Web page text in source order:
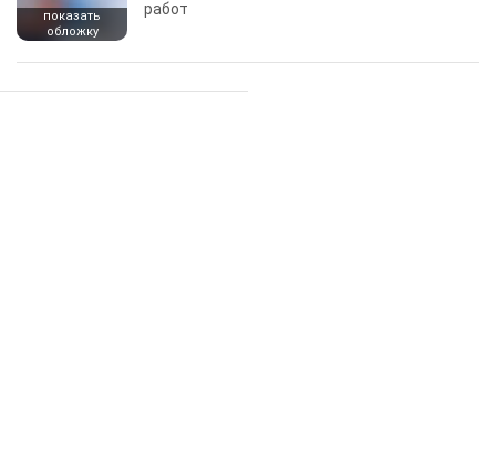
показать
обложку
работ